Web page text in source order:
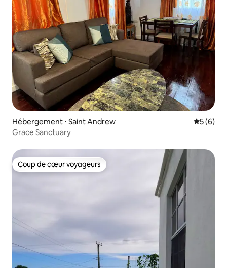
Hébergement ⋅ Saint Andrew
5 (6)
Grace Sanctuary
Coup de cœur voyageurs
Coup de cœur voyageurs